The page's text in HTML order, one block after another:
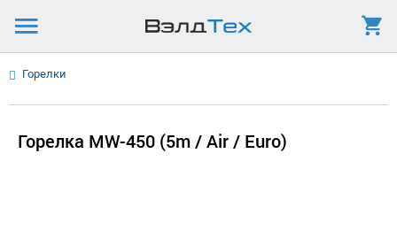
Горелки
Горелка MW-450 (5m / Air / Euro)